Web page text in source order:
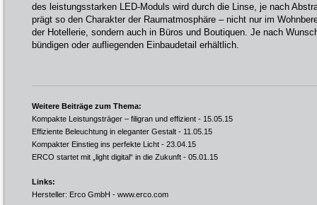
des leistungsstarken LED-Moduls wird durch die Linse, je nach
prägt so den Charakter der Raumatmosphäre – nicht nur im
der Hotellerie, sondern auch in Büros und Boutiquen. Je nach
bündigen oder aufliegenden Einbaudetail erhältlich.
Weitere Beiträge zum Thema:
Kompakte Leistungsträger – filigran und effizient - 15.05.15
Effiziente Beleuchtung in eleganter Gestalt - 11.05.15
Kompakter Einstieg ins perfekte Licht - 23.04.15
ERCO startet mit „light digital“ in die Zukunft - 05.01.15
Links:
Hersteller: Erco GmbH - www.erco.com